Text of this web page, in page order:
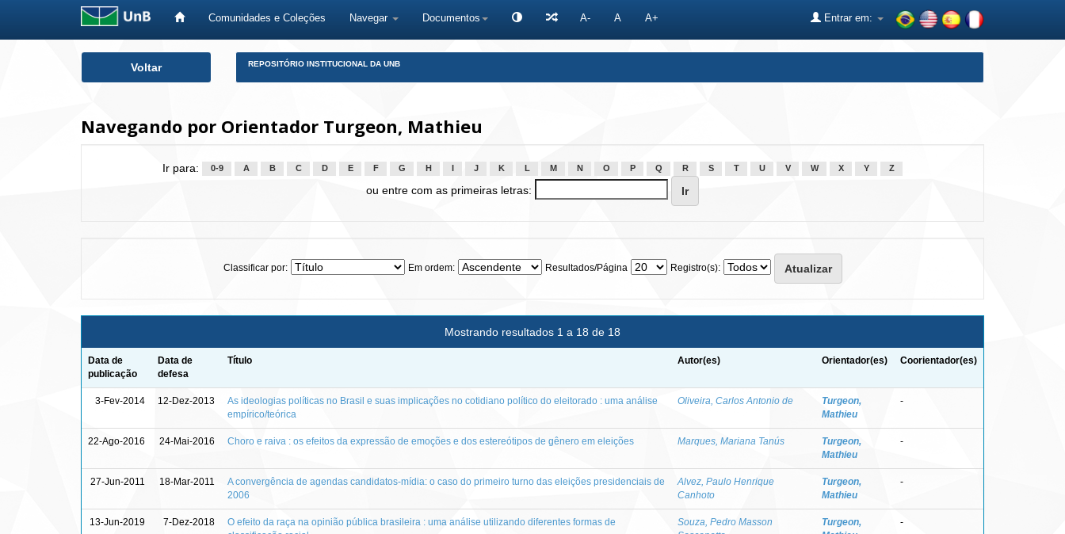
Comunidades e Coleções Navegar Documentos A- A A+ Entrar em:
Voltar REPOSITÓRIO INSTITUCIONAL DA UNB
Navegando por Orientador Turgeon, Mathieu
Ir para: 0-9 A B C D E F G H J K L M N O P Q R S T U V W X Y Z
ou entre com as primeiras letras:
Classificar por: Em ordem: Resultados/Página Registro(s):
Mostrando resultados 1 a 18 de 18
Data de
publicação
Data de
defesa
Título Autor(es) Orientador(es) Coorientador(es)
3-Fev-2014 12-Dez-2013
As ideologias políticas no Brasil e suas implicações no cotidiano político do eleitorado : uma análise
empírico/teórica
Oliveira, Carlos Antonio de
Turgeon,
Mathieu
-
22-Ago-2016 24-Mai-2016 Choro e raiva : os efeitos da expressão de emoções e dos estereótipos de gênero em eleições Marques, Mariana Tanús
Turgeon,
Mathieu
-
27-Jun-2011 18-Mar-2011
A convergência de agendas candidatos-mídia: o caso do primeiro turno das eleições presidenciais de
2006
Alvez, Paulo Henrique
Canhoto
Turgeon,
Mathieu
-
13-Jun-2019 7-Dez-2018
O efeito da raça na opinião pública brasileira : uma análise utilizando diferentes formas de
Souza, Pedro Masson
Turgeon,
-